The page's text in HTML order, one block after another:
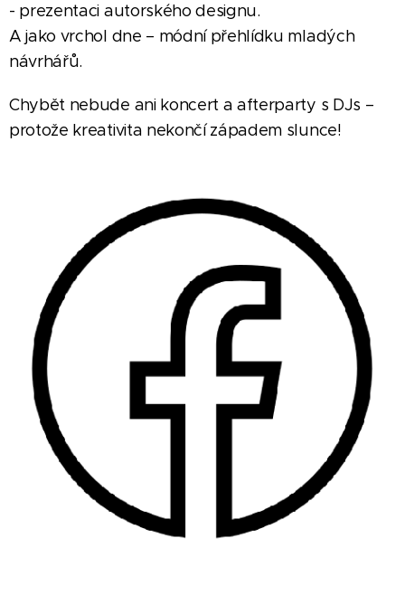
- prezentaci autorského designu.
A jako vrchol dne – módní přehlídku mladých
návrhářů.
Chybět nebude ani koncert a afterparty s DJs –
protože kreativita nekončí západem slunce!